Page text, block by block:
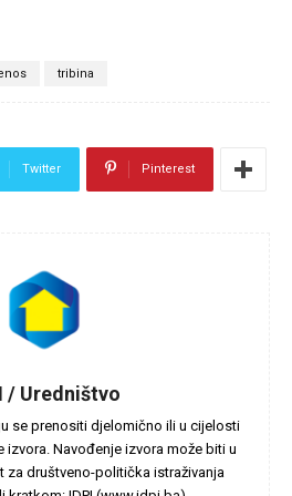
tribina
Twitter Pinterest
/ Uredništvo
se prenositi djelomično ili u cijelosti
izvora. Navođenje izvora može biti u
za društveno-politička istraživanja